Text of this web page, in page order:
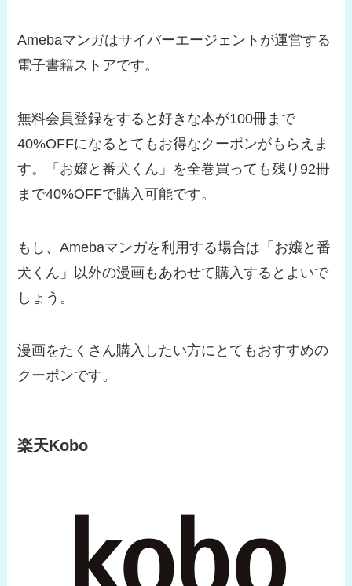
Amebaマンガはサイバーエージェントが運営する
電子書籍ストアです。
無料会員登録をすると好きな本が100冊まで
40%OFFになるとてもお得なクーポンがもらえま
す。「お嬢と番犬くん」を全巻買っても残り92冊
まで40%OFFで購入可能です。
もし、Amebaマンガを利用する場合は「お嬢と番
犬くん」以外の漫画もあわせて購入するとよいで
しょう。
漫画をたくさん購入したい方にとてもおすすめの
クーポンです。
楽天Kobo